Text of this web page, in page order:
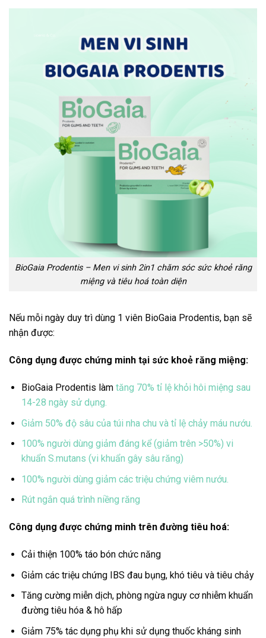
BioGaia Prodentis – Men vi sinh 2in1 chăm sóc sức khoẻ răng
miệng và tiêu hoá toàn diện
Nếu mỗi ngày duy trì dùng 1 viên BioGaia Prodentis, bạn sẽ
nhận được:
Công dụng được chứng minh tại sức khoẻ răng miệng:
BioGaia Prodentis làmtăng 70% tỉ lệ khỏi hôi miệng sau
14-28 ngày sử dụng.
Giảm 50% độ sâu của túi nha chu và tỉ lệ chảy máu nướu.
100% người dùng giảm đáng kể (giảm trên >50%) vi
khuẩn S.mutans (vi khuẩn gây sâu răng)
100% người dùng giảm các triệu chứng viêm nướu.
Rút ngắn quá trình niềng răng
Công dụng được chứng minh trên đường tiêu hoá:
Cải thiện 100% táo bón chức năng
Giảm các triệu chứng IBS đau bụng, khó tiêu và tiêu chảy
Tăng cường miễn dịch, phòng ngừa nguy cơ nhiễm khuẩn
đường tiêu hóa & hô hấp
Giảm 75% tác dụng phụ khi sử dụng thuốc kháng sinh